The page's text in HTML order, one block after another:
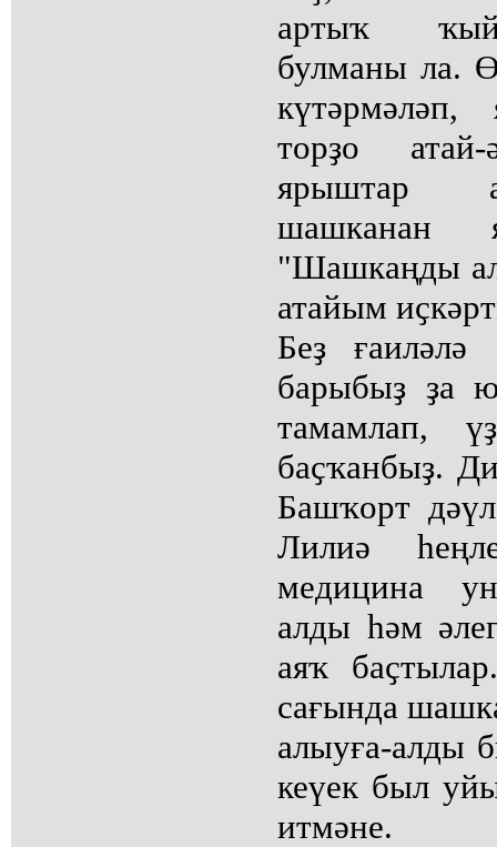
артыҡ
булманы ла.
күтәрмәләп,
торҙо
ярыштар
шашканан
"Шашкаңды
атайым
Беҙ ғаиләлә
барыбыҙ ҙа
тамамлап,
баҫҡанбыҙ.
Башҡорт
Лилиә
медицина
алды һәм
аяҡ
сағында
алыуға-алды
кеүек был
итмәне.